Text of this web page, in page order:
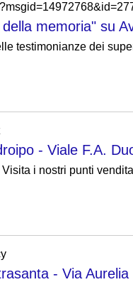
memoria" su
testimonianze dei
- Viale F.A.
i nostri punti
- Via